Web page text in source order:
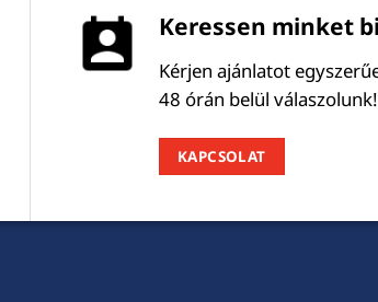
Keressen minket
Kérjen ajánlatot
48 órán belül válaszolunk!
KAPCSOLAT